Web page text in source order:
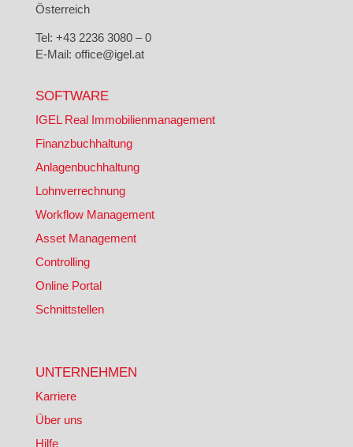
Österreich
Tel: +43 2236 3080 – 0
E-Mail: office@igel.at
SOFTWARE
IGEL Real Immobilienmanagement
Finanzbuchhaltung
Anlagenbuchhaltung
Lohnverrechnung
Workflow Management
Asset Management
Controlling
Online Portal
Schnittstellen
UNTERNEHMEN
Karriere
Über uns
Hilfe